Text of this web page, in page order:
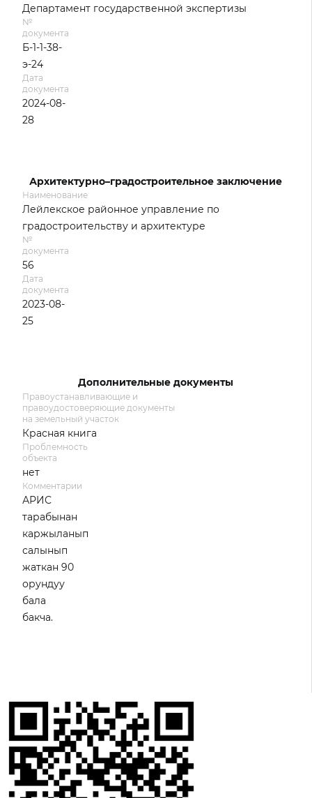
Департамент государственной экспертизы
№
документа
Б-1-1-38-
э-24
Дата
документа
2024-08-
28
Архитектурно–градостроительное заключение
Наименование
Лейлекское районное управление по
градостроительству и архитектуре
№
документа
56
Дата
документа
2023-08-
25
Дополнительные документы
Правоустанавливающие и
правоудостоверяющие документы
на земельный участок
Красная книга
Проблемность
объекта
нет
Комментарии
АРИС
тарабынан
каржыланып
салынып
жаткан 90
орундуу
бала
бакча.